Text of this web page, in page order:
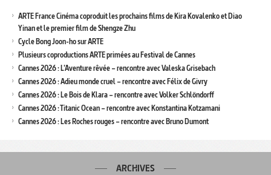
ARTE France Cinéma coproduit les prochains films de Kira Kovalenko et Diao
Yinan et le premier film de Shengze Zhu
Cycle Bong Joon-ho sur ARTE
Plusieurs coproductions ARTE primées au Festival de Cannes
Cannes 2026 : L’Aventure rêvée – rencontre avec Valeska Grisebach
Cannes 2026 : Adieu monde cruel – rencontre avec Félix de Givry
Cannes 2026 : Le Bois de Klara – rencontre avec Volker Schlöndorff
Cannes 2026 : Titanic Ocean – rencontre avec Konstantina Kotzamani
Cannes 2026 : Les Roches rouges – rencontre avec Bruno Dumont
ARCHIVES